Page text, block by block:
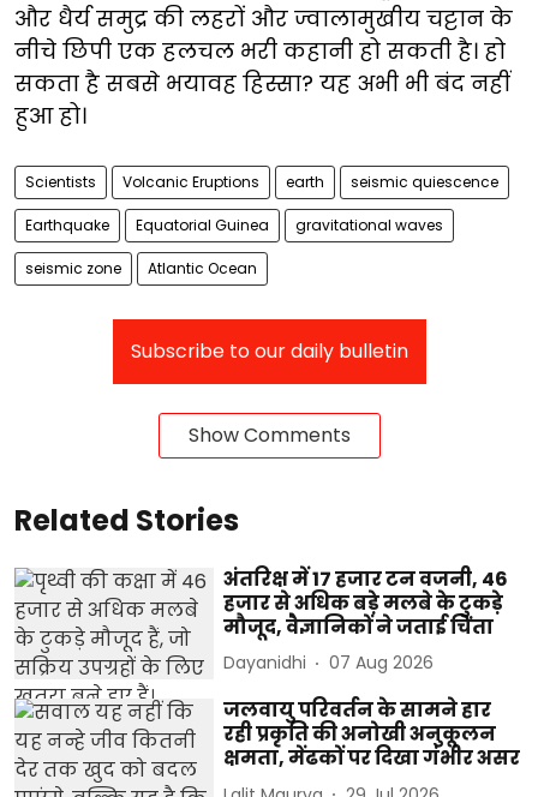
और धैर्य समुद्र की लहरों और ज्वालामुखीय चट्टान के
नीचे छिपी एक हलचल भरी कहानी हो सकती है। हो
सकता है सबसे भयावह हिस्सा? यह अभी भी बंद नहीं
हुआ हो।
Scientists Volcanic Eruptions earth seismic quiescence
Earthquake Equatorial Guinea gravitational waves
seismic zone Atlantic Ocean
Subscribe to our daily bulletin
Show Comments
Related Stories
अंतरिक्ष में 17 हजार टन वजनी, 46
हजार से अधिक बड़े मलबे के टुकड़े
मौजूद, वैज्ञानिकों ने जताई चिंता
Dayanidhi 07 Aug 2026
जलवायु परिवर्तन के सामने हार
रही प्रकृति की अनोखी अनुकूलन
क्षमता, मेंढकों पर दिखा गंभीर असर